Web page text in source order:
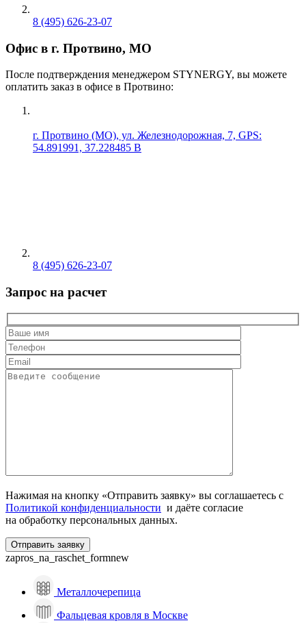
8 (495) 626-23-07
Офис в г. Протвино, МО
После подтверждения менеджером STYNERGY, вы можете
оплатить заказ в офисе в Протвино:
г. Протвино (МО), ул. Железнодорожная, 7, GPS:
54.891991, 37.228485 В
8 (495) 626-23-07
Запрос на расчет
Нажимая на кнопку «Отправить заявку» вы соглашаетесь с
Политикой конфиденциальности и даёте согласие
на обработку персональных данных.
zapros_na_raschet_formnew
Металлочерепица
Фальцевая кровля в Москве